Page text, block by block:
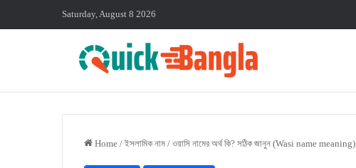
Saturday, August 8 2026
Home / ইসলামিক নাম / ওয়াসি নামের অর্থ কি? সঠিক জানুন (Wasi name meaning)